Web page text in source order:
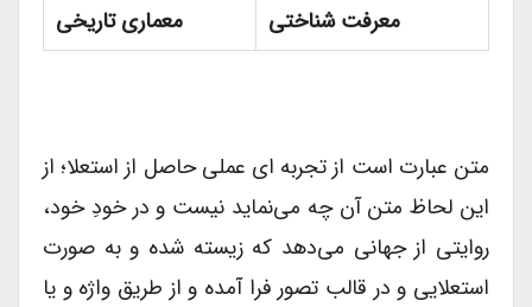
معرفت شناختی
معماری تاریخی
متن عبارت است از تجربه ای عملی حاصل از استعلا؛ از
این لحاظ متن آن چه می‌نماید نیست و در خودِ خود،
روایتی از جهانی می‌دهد که زیسته شده و به صورت
استعلایی و در قالب تصور فرا آمده و از طریق واژه و یا